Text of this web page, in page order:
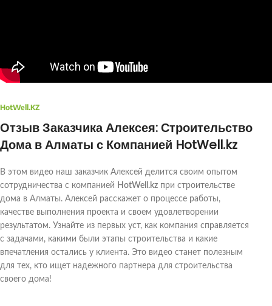
HotWell.KZ
Отзыв Заказчика Алексея: Строительство
Дома в Алматы с Компанией HotWell.kz
В этом видео наш заказчик Алексей делится своим опытом
сотрудничества с компанией HotWell.kz при строительстве
дома в Алматы. Алексей расскажет о процессе работы,
качестве выполнения проекта и своем удовлетворении
результатом. Узнайте из первых уст, как компания справляется
с задачами, какими были этапы строительства и какие
впечатления остались у клиента. Это видео станет полезным
для тех, кто ищет надежного партнера для строительства
своего дома!